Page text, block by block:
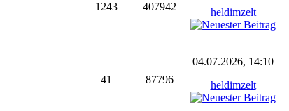
1243 407942
heldimzelt
41 87796
04.07.2026, 14:10
heldimzelt